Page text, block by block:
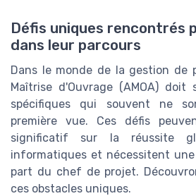
Défis uniques rencontrés
dans leur parcours
Dans le monde de la gestion de
Maîtrise d'Ouvrage (AMOA) doit
spécifiques qui souvent ne
première vue. Ces défis
significatif sur la réussite
informatiques et nécessitent
part du chef de projet.
ces obstacles uniques.